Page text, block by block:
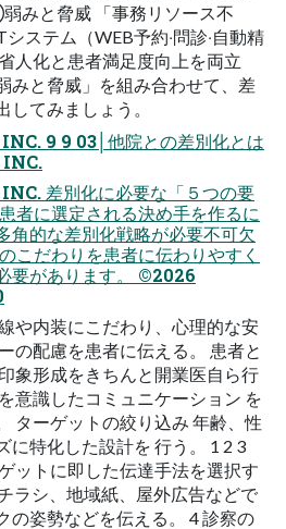
みと脅威 「事務リソース不
ステム（WEB予約‧問診‧⾃動精
⼈化と患者満⾜度向上を両⽴
みと脅威」を組み合わせて、差
してみましょう。
9 9 03│他院との差別化とは
差別化に必要な「５つの要
者に選定される決め⼿を作るに
⾓的な差別化戦略が必要不可⽋
こだわりを患者に伝わりやすく
要があります。 ©2026
や内装にこだわり、⼼理的な安
の配慮を患者に伝える。 患者と
象形成をきちんと開業医⾃ら⾏
意識したコミュニケーション を
ターゲットの絞り込み 年齢、性
に特化した設計を ⾏う。 1 2 3
ットに即した伝達⼿法を選択す
ラシ、地域紙、屋外広告などで
の姿勢などを伝える。 4 診察の